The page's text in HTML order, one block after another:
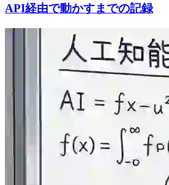
API経由で動かすまでの記録